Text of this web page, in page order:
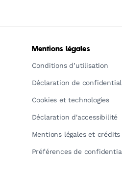
Mentions légales
Conditions d’utilisation
Déclaration de
Cookies et technologies
Déclaration d'accessibilité
Mentions légales et
Préférences de